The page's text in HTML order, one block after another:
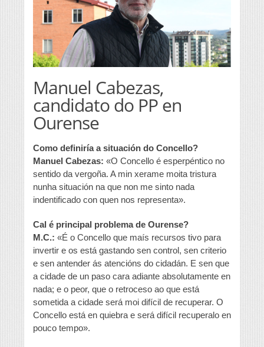
Manuel Cabezas,
candidato do PP en
Ourense
Como definiría a situación do Concello?
Manuel Cabezas: «O Concello é esperpéntico no
sentido da vergoña. A min xerame moita tristura
nunha situación na que non me sinto nada
indentificado con quen nos representa».
Cal é principal problema de Ourense?
M.C.: «É o Concello que maís recursos tivo para
invertir e os está gastando sen control, sen criterio
e sen antender ás atencións do cidadán. E sen que
a cidade de un paso cara adiante absolutamente en
nada; e o peor, que o retroceso ao que está
sometida a cidade será moi difícil de recuperar. O
Concello está en quiebra e será difícil recuperalo en
pouco tempo».